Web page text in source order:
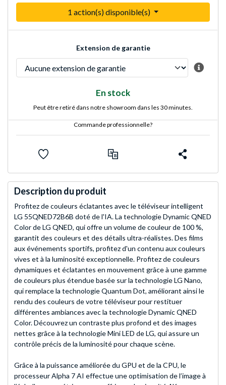
1 action(s) disponible(s)
Extension de garantie
En stock
Peut être retiré dans notre showroom dans les 30 minutes.
Commande professionnelle?
Description du produit
Profitez de couleurs éclatantes avec le téléviseur intelligent
LG 55QNED72B6B doté de l'IA. La technologie Dynamic QNED
Color de LG QNED, qui offre un volume de couleur de 100 %,
garantit des couleurs et des détails ultra-réalistes. Des films
aux événements sportifs, profitez d'un contenu aux couleurs
vives et à la luminosité exceptionnelle. Profitez de couleurs
dynamiques et éclatantes en mouvement grâce à une gamme
de couleurs plus étendue basée sur la technologie LG Nano,
qui remplace la technologie Quantum Dot, améliorant ainsi le
rendu des couleurs de votre téléviseur pour restituer
différentes ambiances avec la technologie Dynamic QNED
Color. Découvrez un contraste plus profond et des images
nettes grâce à la technologie Mini LED de LG, qui assure un
contrôle précis de la luminosité pour chaque scène.
Grâce à la puissance améliorée du GPU et de la CPU, le
processeur Alpha 7 AI effectue une optimisation de l’image à